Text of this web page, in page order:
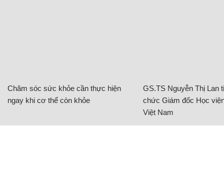
Chăm sóc sức khỏe cần thực hiện
ngay khi cơ thể còn khỏe
GS.TS Nguyễn Thị Lan
chức Giám đốc Học
Việt Nam